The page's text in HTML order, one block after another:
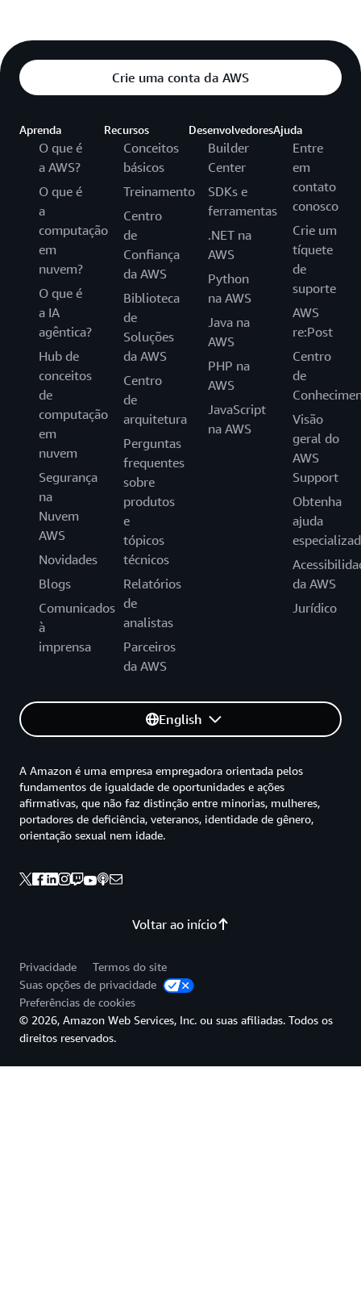
Crie uma conta da AWS
Aprenda
O que é
a AWS?
O que é
a
computação
em
nuvem?
O que é
a IA
agêntica?
Hub de
conceitos
de
computação
em
nuvem
Segurança
na
Nuvem
AWS
Novidades
Blogs
Comunicados
à
imprensa
Recursos
Conceitos
básicos
Treinamento
Centro
de
Confiança
da AWS
Biblioteca
de
Soluções
da AWS
Centro
de
arquitetura
Perguntas
frequentes
sobre
produtos
e
tópicos
técnicos
Relatórios
de
analistas
Parceiros
da AWS
Desenvolvedores
Builder
Center
SDKs e
ferramentas
.NET na
AWS
Python
na AWS
Java na
AWS
PHP na
AWS
JavaScript
na AWS
Ajuda
Entre
em
contato
conosco
Crie um
tíquete
de
suporte
AWS
re:Post
Centro
de
Visão
geral do
AWS
Support
Obtenha
ajuda
da AWS
Jurídico
English
Voltar ao início
A Amazon é uma empresa empregadora orientada pelos
fundamentos de igualdade de oportunidades e ações
afirmativas, que não faz distinção entre minorias, mulheres,
portadores de deficiência, veteranos, identidade de gênero,
orientação sexual nem idade.
Privacidade
Termos do site
Suas opções de privacidade
Preferências de cookies
© 2026, Amazon Web Services, Inc. ou suas afiliadas. Todos os
direitos reservados.